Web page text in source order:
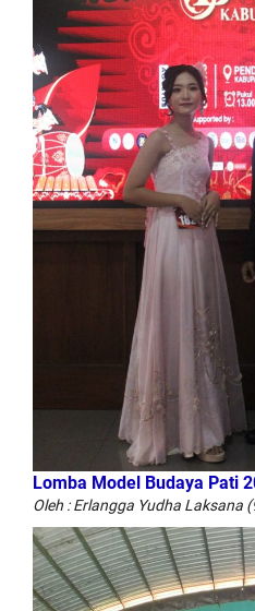
Lomba Model Budaya Pati
Oleh : Erlangga Yudha Laksana